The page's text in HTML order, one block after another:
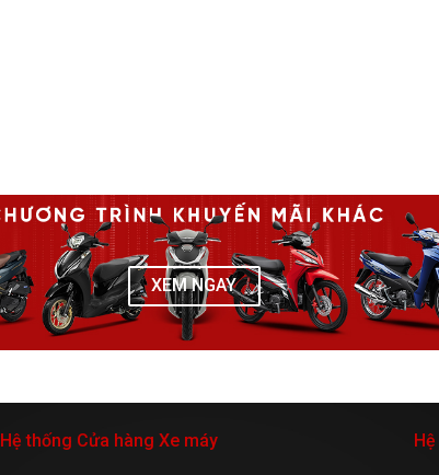
XEM NGAY
Hệ thống Cửa hàng Xe máy